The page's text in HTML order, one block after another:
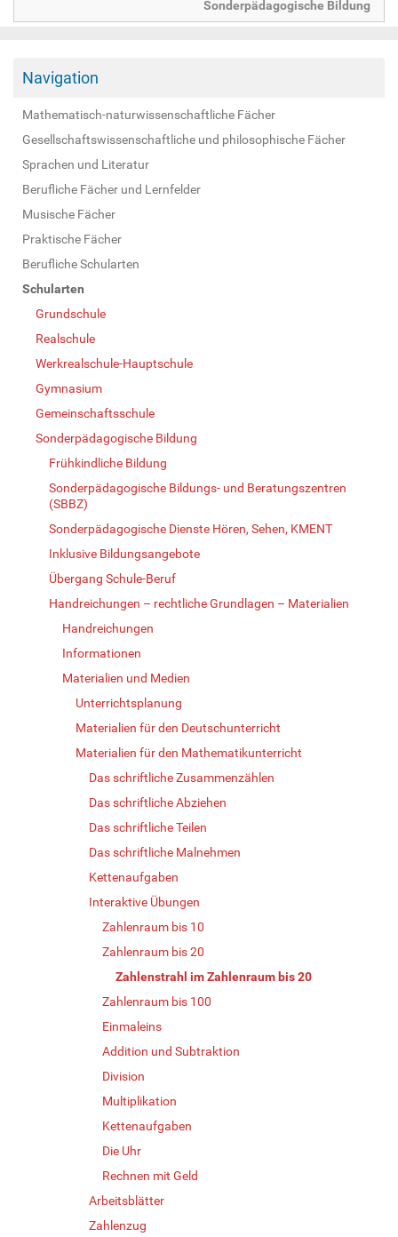
Sonderpädagogische Bildung
Navigation
Mathematisch-naturwissenschaftliche Fächer
Gesellschaftswissenschaftliche und philosophische Fächer
Sprachen und Literatur
Berufliche Fächer und Lernfelder
Musische Fächer
Praktische Fächer
Berufliche Schularten
Schularten
Grundschule
Realschule
Werkrealschule-Hauptschule
Gymnasium
Gemeinschaftsschule
Sonderpädagogische Bildung
Frühkindliche Bildung
Sonderpädagogische Bildungs- und Beratungszentren
(SBBZ)
Sonderpädagogische Dienste Hören, Sehen, KMENT
Inklusive Bildungsangebote
Übergang Schule-Beruf
Handreichungen – rechtliche Grundlagen – Materialien
Handreichungen
Informationen
Materialien und Medien
Unterrichtsplanung
Materialien für den Deutschunterricht
Materialien für den Mathematikunterricht
Das schriftliche Zusammenzählen
Das schriftliche Abziehen
Das schriftliche Teilen
Das schriftliche Malnehmen
Kettenaufgaben
Interaktive Übungen
Zahlenraum bis 10
Zahlenraum bis 20
Zahlenstrahl im Zahlenraum bis 20
Zahlenraum bis 100
Einmaleins
Addition und Subtraktion
Division
Multiplikation
Kettenaufgaben
Die Uhr
Rechnen mit Geld
Arbeitsblätter
Zahlenzug